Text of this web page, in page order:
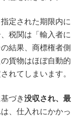
定された期限内に
税関は「輸入者に
結果、商標権者側
貨物はほぼ自動的
れてしまいます。
づき没収され、最
、仕入れにかかっ